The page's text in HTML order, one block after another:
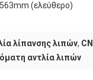
(ελεύθερο)
λίπανσης λιπών,
αντλία λιπών